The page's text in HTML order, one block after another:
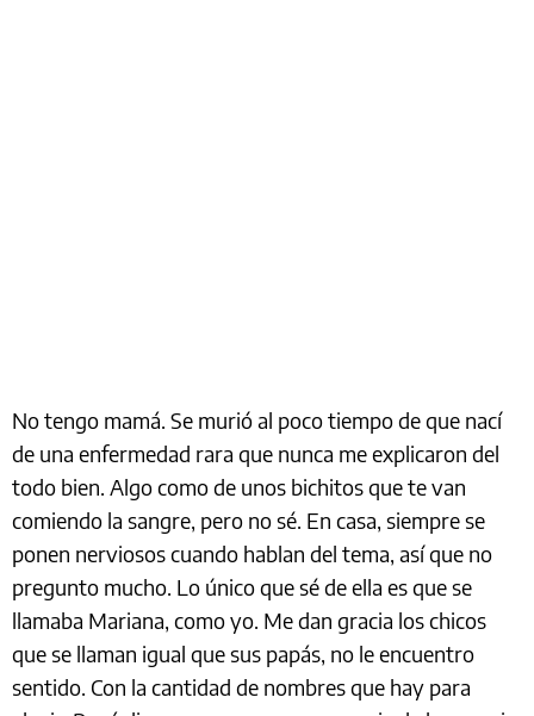
No tengo mamá. Se murió al poco tiempo de que nací
de una enfermedad rara que nunca me explicaron del
todo bien. Algo como de unos bichitos que te van
comiendo la sangre, pero no sé. En casa, siempre se
ponen nerviosos cuando hablan del tema, así que no
pregunto mucho. Lo único que sé de ella es que se
llamaba Mariana, como yo. Me dan gracia los chicos
que se llaman igual que sus papás, no le encuentro
sentido. Con la cantidad de nombres que hay para